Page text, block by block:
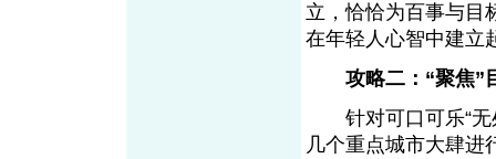
立，恰恰为百事与目
在年轻人心智中建立
攻略二：“聚焦”
针对可口可乐“无
几个重点城市大肆进